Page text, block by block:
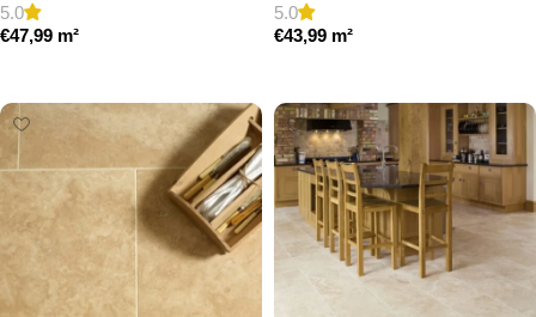
5.0
€47,99 m²
5.0
€43,99 m²